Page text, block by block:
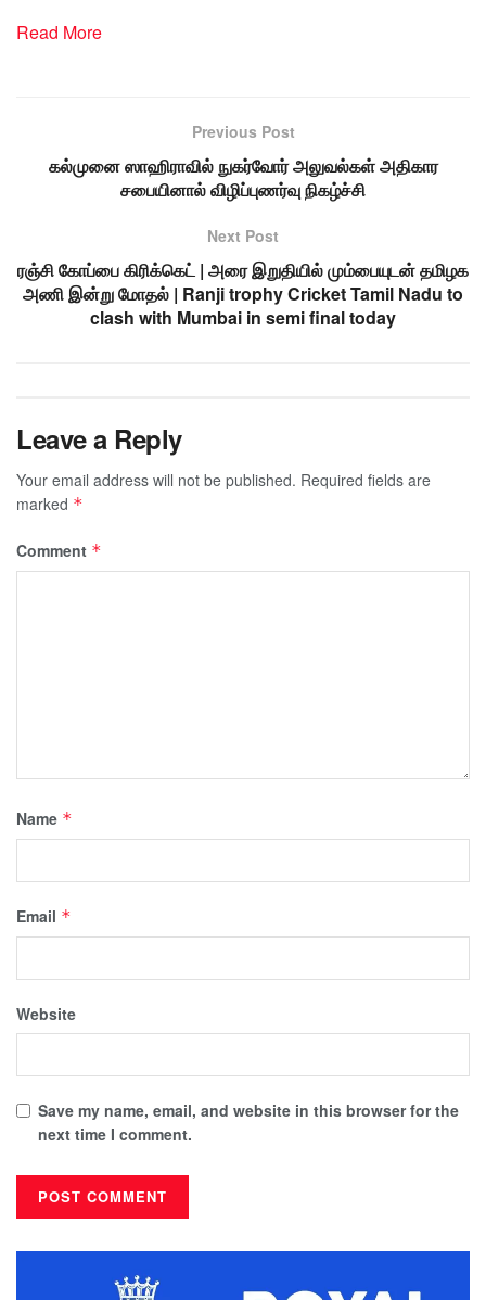
Read More
Previous Post
கல்முனை ஸாஹிராவில் நுகர்வோர் அலுவல்கள் அதிகார
சபையினால் விழிப்புணர்வு நிகழ்ச்சி
Next Post
ரஞ்சி கோப்பை கிரிக்கெட் | அரை இறுதியில் மும்பையுடன் தமிழக
அணி இன்று மோதல் | Ranji trophy Cricket Tamil Nadu to
clash with Mumbai in semi final today
Leave a Reply
Your email address will not be published. Required fields are
marked *
Comment *
Name *
Email *
Website
Save my name, email, and website in this browser for the
next time I comment.